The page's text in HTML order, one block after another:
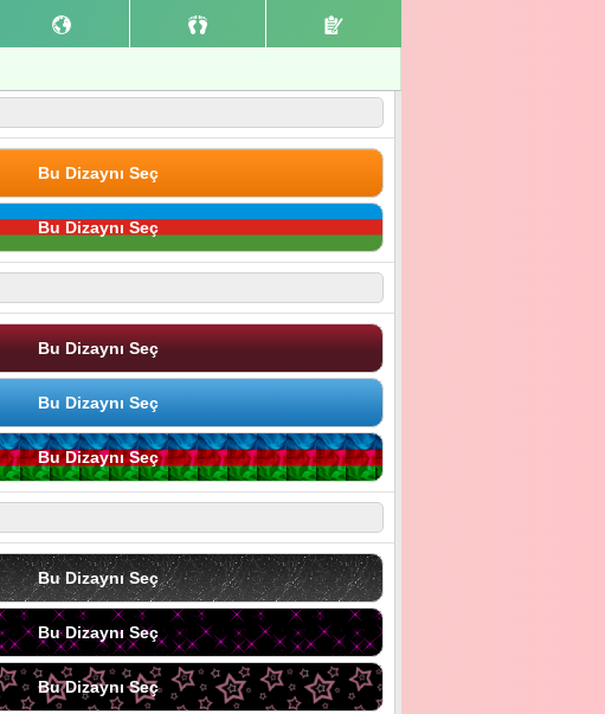
Bu Dizaynı Seç
Bu Dizaynı Seç
Bu Dizaynı Seç
Bu Dizaynı Seç
Bu Dizaynı Seç
Bu Dizaynı Seç
Bu Dizaynı Seç
Bu Dizaynı Seç